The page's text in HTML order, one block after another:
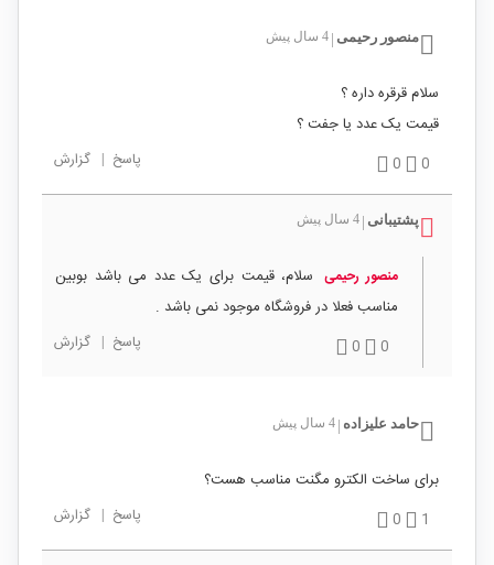
منصور رحیمی 4 سال پیش
سلام قرقره داره ؟
قیمت یک عدد یا جفت ؟
0
0 پاسخ | گزارش
پشتیبانی 4 سال پیش
منصور رحیمی سلام، قیمت برای یک عدد می باشد بوبین
مناسب فعلا در فروشگاه موجود نمی باشد .
0
0 پاسخ | گزارش
حامد علیزاده 4 سال پیش
برای ساخت الکترو مگنت مناسب هست؟
1
0 پاسخ | گزارش